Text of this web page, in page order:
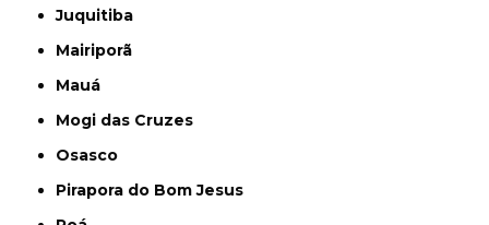
Juquitiba
Mairiporã
Mauá
Mogi das Cruzes
Osasco
Pirapora do Bom Jesus